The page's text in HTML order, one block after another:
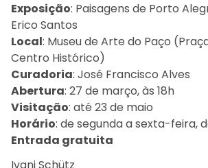
Exposição: Paisagens de Porto
Erico Santos
Local: Museu de Arte do Paço
Centro Histórico)
Curadoria: José Francisco Alves
Abertura: 27 de março, às 18h
Visitação: até 23 de maio
Horário: de segunda a sexta-feira,
Entrada gratuita